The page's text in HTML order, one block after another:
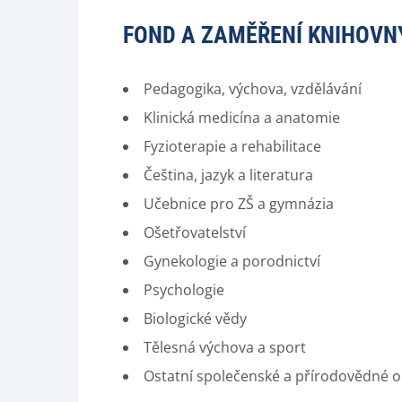
FOND A ZAMĚŘENÍ
Pedagogika, výchova, vzdělávání
Klinická medicína a anatomie
Fyzioterapie a rehabilitace
Čeština, jazyk a literatura
Učebnice pro ZŠ a gymnázia
Ošetřovatelství
Gynekologie a porodnictví
Psychologie
Biologické vědy
Tělesná výchova a sport
Ostatní společenské a přírodovědné